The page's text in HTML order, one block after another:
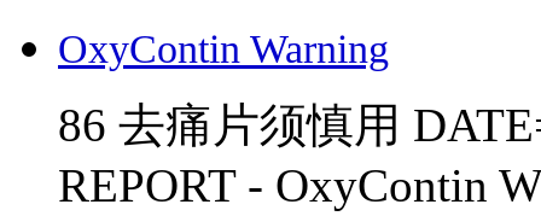
OxyContin Warning
86 去痛片须慎用
REPORT - OxyContin